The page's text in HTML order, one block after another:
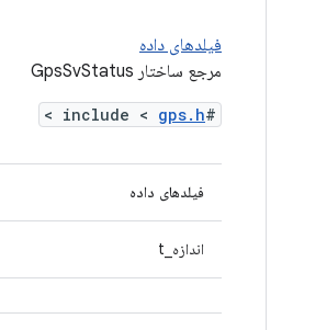
فیلدهای داده
مرجع ساختار GpsSvStatus
#include <
gps.h
>
فیلدهای داده
اندازه_t